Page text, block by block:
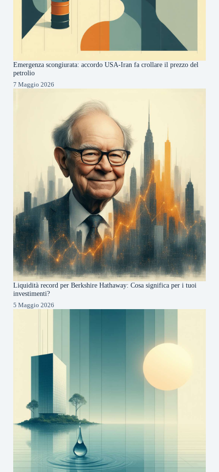
Emergenza scongiurata: accordo USA-Iran fa crollare il prezzo del
petrolio
7 Maggio 2026
Liquidità record per Berkshire Hathaway: Cosa significa per i tuoi
investimenti?
5 Maggio 2026